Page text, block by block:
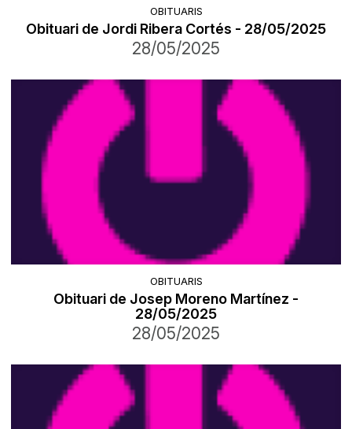
OBITUARIS
Obituari de Jordi Ribera Cortés - 28/05/2025
28/05/2025
OBITUARIS
Obituari de Josep Moreno Martínez -
28/05/2025
28/05/2025